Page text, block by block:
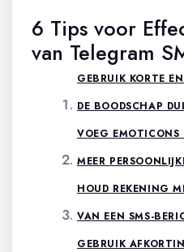
6 Tips voor
van Telegram
GEBRUIK KORTE
DE BOODSCHAP
VOEG EMOTICONS
MEER
HOUD REKENING
VAN EEN SMS-
GEBRUIK